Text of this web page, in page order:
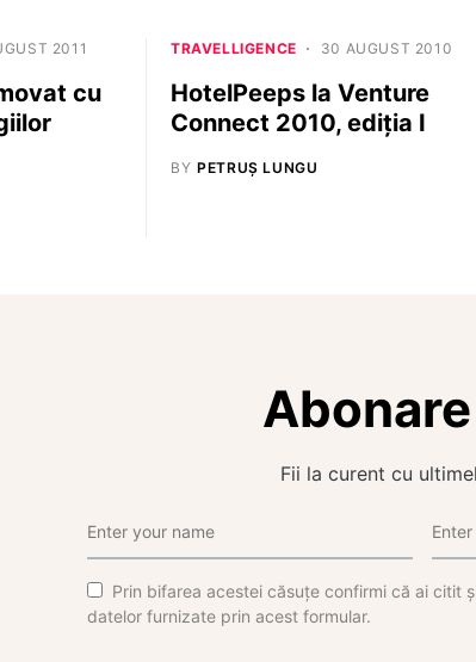
2011
cu
TRAVELLIGENCE 30 AUGUST 2010
HotelPeeps la Venture
Connect 2010, ediția I
BY PETRUȘ LUNGU
Fii la curent cu
Prin bifarea acestei căsuțe confirmi că ai citit
datelor furnizate prin acest formular.